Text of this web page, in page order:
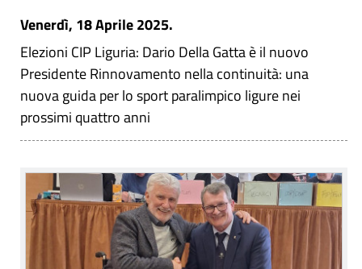
Venerdì, 18 Aprile 2025.
Elezioni CIP Liguria: Dario Della Gatta è il nuovo
Presidente Rinnovamento nella continuità: una
nuova guida per lo sport paralimpico ligure nei
prossimi quattro anni